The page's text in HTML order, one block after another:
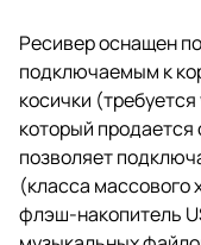
Ресивер оснащен
подключаемым к
косички
который продается
позволяет
(класса массового
флэш-накопитель